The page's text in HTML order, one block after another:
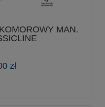
MAN.
zł